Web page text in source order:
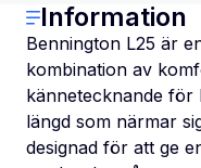
Information
Bennington L25 är
kombination av
kännetecknande för
längd som närmar
designad för att ge